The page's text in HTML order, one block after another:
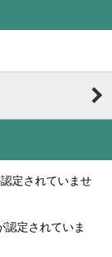
定されていませ
認定されていま